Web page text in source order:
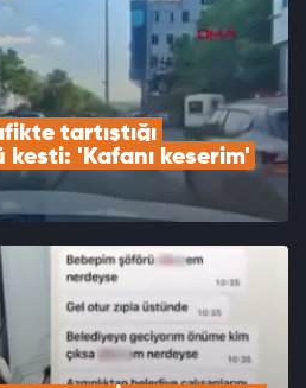
tartıştığı
'Kafanı keserim'